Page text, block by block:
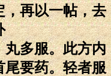
，再以一帖，去
丸多服。此方内
尾要药。轻者服